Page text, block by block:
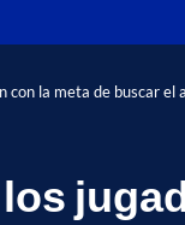
con la meta de buscar el